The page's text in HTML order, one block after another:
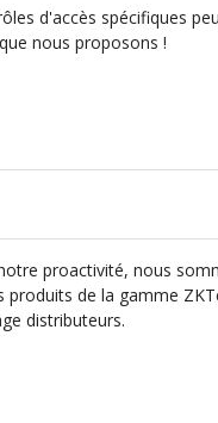
d'accès spécifiques
nous proposons !
proactivité, nous
produits de la gamme
distributeurs.